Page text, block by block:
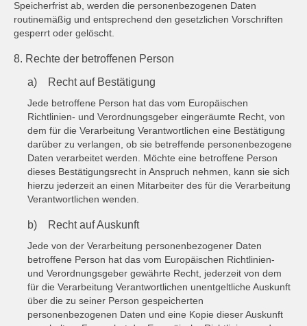
Speicherfrist ab, werden die personenbezogenen Daten
routinemäßig und entsprechend den gesetzlichen Vorschriften
gesperrt oder gelöscht.
8. Rechte der betroffenen Person
a) Recht auf Bestätigung
Jede betroffene Person hat das vom Europäischen
Richtlinien- und Verordnungsgeber eingeräumte Recht, von
dem für die Verarbeitung Verantwortlichen eine Bestätigung
darüber zu verlangen, ob sie betreffende personenbezogene
Daten verarbeitet werden. Möchte eine betroffene Person
dieses Bestätigungsrecht in Anspruch nehmen, kann sie sich
hierzu jederzeit an einen Mitarbeiter des für die Verarbeitung
Verantwortlichen wenden.
b) Recht auf Auskunft
Jede von der Verarbeitung personenbezogener Daten
betroffene Person hat das vom Europäischen Richtlinien-
und Verordnungsgeber gewährte Recht, jederzeit von dem
für die Verarbeitung Verantwortlichen unentgeltliche Auskunft
über die zu seiner Person gespeicherten
personenbezogenen Daten und eine Kopie dieser Auskunft